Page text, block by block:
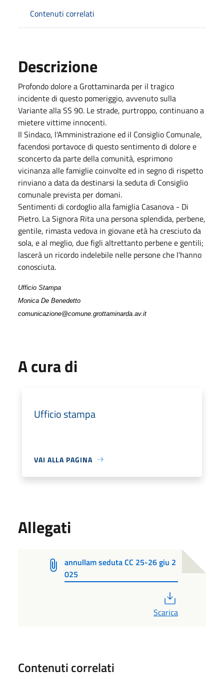
Contenuti correlati
Descrizione
Profondo dolore a Grottaminarda per il tragico
incidente di questo pomeriggio, avvenuto sulla
Variante alla SS 90. Le strade, purtroppo, continuano a
mietere vittime innocenti.
Il Sindaco, l'Amministrazione ed il Consiglio Comunale,
facendosi portavoce di questo sentimento di dolore e
sconcerto da parte della comunità, esprimono
vicinanza alle famiglie coinvolte ed in segno di rispetto
rinviano a data da destinarsi la seduta di Consiglio
comunale prevista per domani.
Sentimenti di cordoglio alla famiglia Casanova - Di
Pietro. La Signora Rita una persona splendida, perbene,
gentile, rimasta vedova in giovane età ha cresciuto da
sola, e al meglio, due figli altrettanto perbene e gentili;
lascerà un ricordo indelebile nelle persone che l'hanno
conosciuta.
Ufficio Stampa
Monica De Benedetto
comunicazione@comune.grottaminarda.av.it
A cura di
Ufficio stampa
VAI ALLA PAGINA
Allegati
annullam seduta CC 25-26 giu 2
025
Scarica
Contenuti correlati